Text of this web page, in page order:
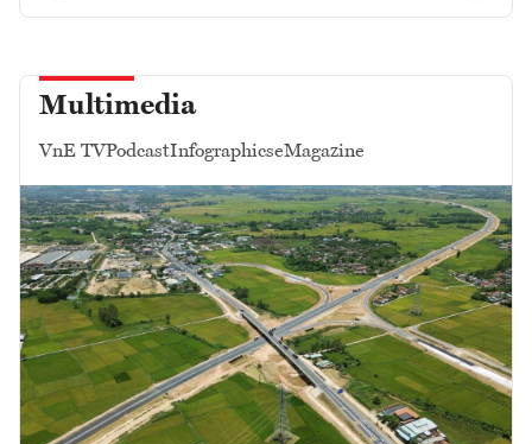
Multimedia
VnE TVPodcastInfographicseMagazine